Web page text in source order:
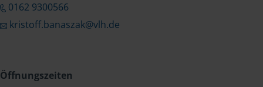
0162 9300566
kristoff.banaszak@vlh.de
Öffnungszeiten